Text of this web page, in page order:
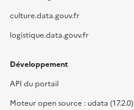
culture.data.gouv.fr
logistique.data.gouv.fr
Développement
API du portail
Moteur open source : udata (17.2.0)